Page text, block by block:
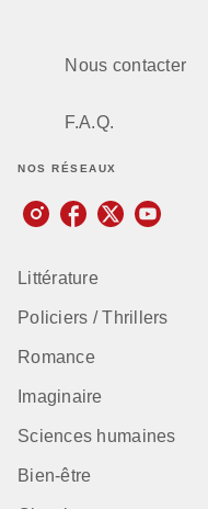
Nous contacter
F.A.Q.
NOS RÉSEAUX
Littérature
Policiers / Thrillers
Romance
Imaginaire
Sciences humaines
Bien-être